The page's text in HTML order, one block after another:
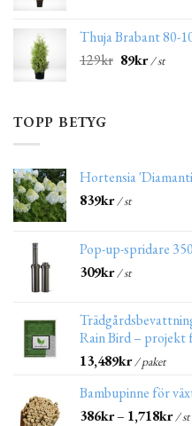
Thuja Brabant 80-
129kr 89kr/ st
TOPP BETYG
Hortensia
839kr/ st
Pop-up-spridare
309kr/ st
Rain Bird – projekt
13,489kr/ paket
Bambupinne för
386kr– 1,718kr/ st